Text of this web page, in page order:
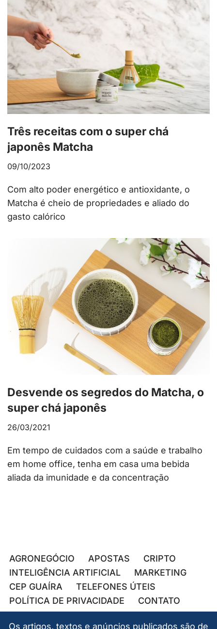
Três receitas com o super chá
japonês Matcha
09/10/2023
Com alto poder energético e antioxidante, o
Matcha é cheio de propriedades e aliado do
gasto calórico
Desvende os segredos do Matcha, o
super chá japonês
26/03/2021
Em tempo de cuidados com a saúde e trabalho
em home office, tenha em casa uma bebida
aliada da imunidade e da concentração
AGRONEGÓCIO APOSTAS
CRIPTO
INTELIGÊNCIA ARTIFICIAL
MARKETING
CEP GUAÍRA
TELEFONES ÚTEIS
POLÍTICA DE PRIVACIDADE
CONTATO
Os artigos, textos e anúncios publicados são de